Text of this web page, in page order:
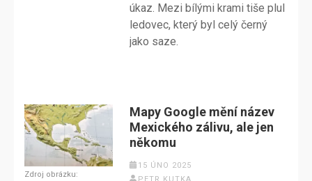
úkaz. Mezi bílými krami tiše plul
ledovec, který byl celý černý
jako saze.
Zdroj obrázku:
Mapy Google mění název
Mexického zálivu, ale jen
někomu
15 ÚNO 2025
PETR KUTKA